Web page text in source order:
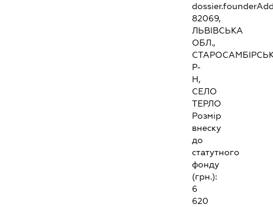
82069,
ЛЬВІВСЬКА
ОБЛ.,
Р-
Н,
СЕЛО
ТЕРЛО
Розмір
внеску
до
статутного
фонду
(грн.):
6
620